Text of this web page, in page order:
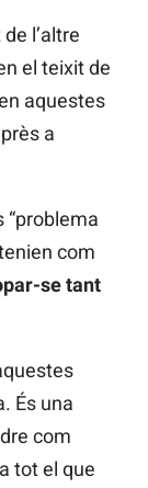
l’altre
el teixit de
aquestes
a
com
se tant
És una
com
tot el que